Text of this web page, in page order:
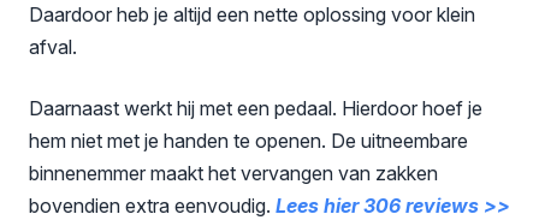
Daardoor heb je altijd een nette oplossing voor klein
afval.
Daarnaast werkt hij met een pedaal. Hierdoor hoef je
hem niet met je handen te openen. De uitneembare
binnenemmer maakt het vervangen van zakken
bovendien extra eenvoudig. Lees hier 306 reviews >>